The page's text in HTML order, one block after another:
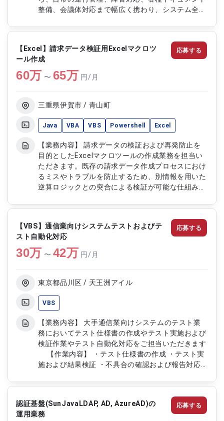
整備、会議体対応まで幅広く携わり、システム全体
ステム変更および新規稼働に伴う運用受入対応 ・
本番システムの運行管理および作業調整 ・テスト
作業のスケジュール管理および指示調整 ・システ
ム障害発生時の対応および作業指示 ・インシデン
ト管理および障害事象管理対応 ・運用マニュアル
および各種ドキュメントの作成修正 ・会議体への
【Excel】請求データ検証用Excelマクロツ
ール作成
60万 〜 65万 円/月
三重県伊賀市 / 青山町
Java VBA VBS Powershell Excel
【業務内容】 請求データの検証および再発防止を
目的としたExcelマクロツールの作成業務を担当い
ただきます。既存の請求データ作成プロセスにおけ
るミスやトラブルを防止するため、別情報を用いた
逆算ロジックとの突合による検証が可能な仕組みを
したツール開発を行っていただきます。 【作業内
容】 ・請求データ検証用Excelマクロの作成 ・逆算
ロジックを用いたデータ突合ツール開発 ・既存請
求データの検証および改善対応 ・再発防止策とし
てのツール設計および実装 ・業務データの整備お
よび検証支援
応募する
【VBS】通信業向けシステムテストおよびテ
スト自動化対応
30万 〜 42万 円/月
東京都品川区 / 天王洲アイル
VBS
【業務内容】 大手通信業向けシステムのテスト業
務においてテスト仕様書の作成やテスト実施および
検証作業やテスト自動化対応をご担当いただきます
施および結果検証 ・不具合の確認および報告対応
ステム品質確認および評価対応
応募する
認証基盤(SunJavaLDAP, AD, AzureAD)の
運用業務
応募する